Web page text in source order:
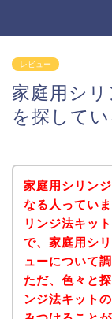
レビュー
家庭用シ
を探して
家庭用シリン
なる人ってい
リンジ法キッ
で、家庭用シ
ューについて
ただ、色々と
ンジ法キット